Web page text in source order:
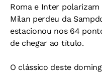
Roma e Inter
Milan perdeu da
estacionou nos 64
de chegar ao título.
O clássico deste